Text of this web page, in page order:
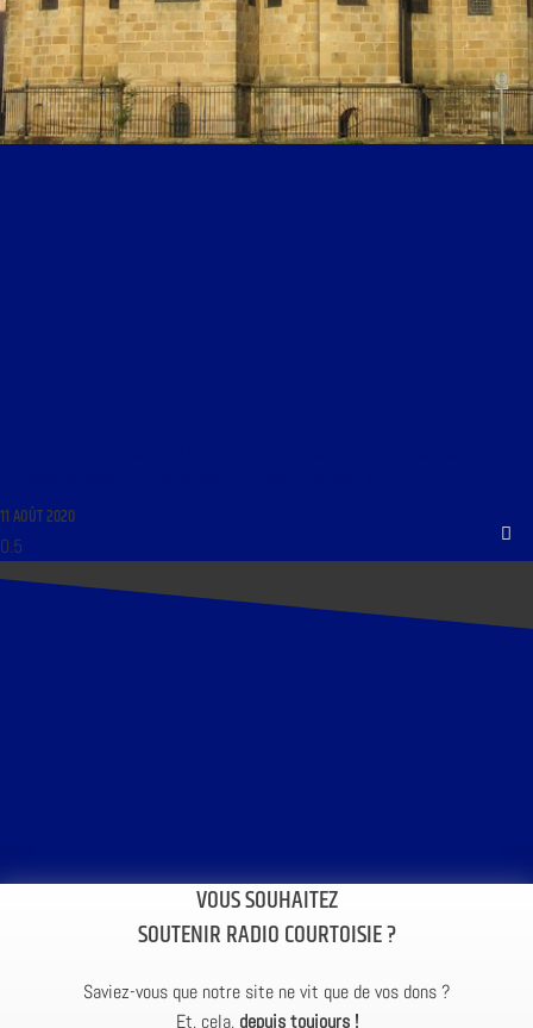
11 AOÛT 2020
VOUS SOUHAITEZ
SOUTENIR RADIO COURTOISIE ?
Saviez-vous que notre site ne vit que de vos dons ?
Et, cela, depuis toujours !